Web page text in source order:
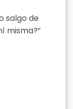
salgo de
misma?”